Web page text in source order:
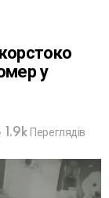
у
1.9k Переглядів